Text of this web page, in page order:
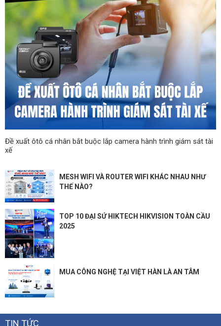
Đề xuất ôtô cá nhân bắt buộc lắp camera hành trình giám sát tài
xế
MESH WIFI VÀ ROUTER WIFI KHÁC NHAU NHƯ
THẾ NÀO?
TOP 10 ĐẠI SỨ HIKTECH HIKVISION TOÀN CẦU
2025
MUA CÔNG NGHỆ TẠI VIỆT HÀN LÀ AN TÂM
TIN TỨC